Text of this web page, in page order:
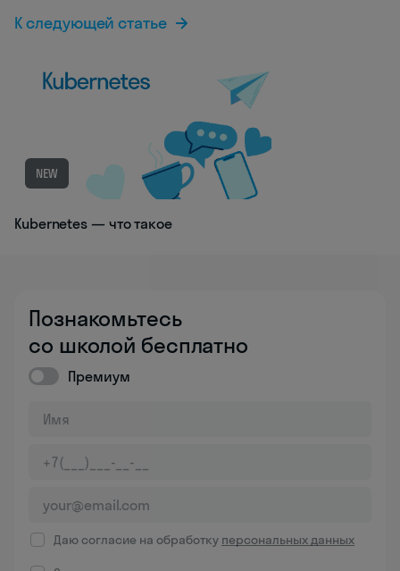
К следующей статье
NEW
Kubernetes — что такое
Познакомьтесь
со школой бесплатно
Премиум
Даю согласие на обработку персональных данных